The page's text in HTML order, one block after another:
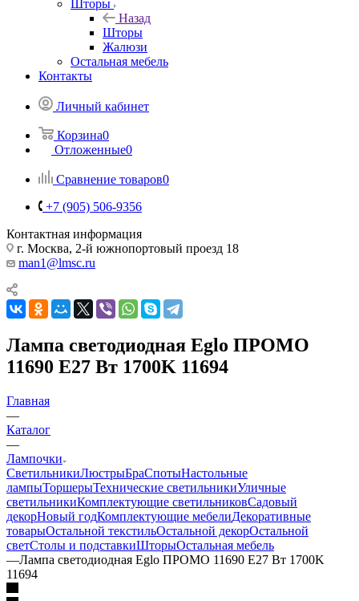
Шторы
Назад
Шторы
Жалюзи
Остальная мебель
Контакты
Личный кабинет
Корзина0
Отложенные0
Сравнение товаров0
+7 (905) 506-9356
Контактная информация
г. Москва, 2-й южнопортовый проезд 18
man1@lmsc.ru
Лампа светодиодная Eglo ПРОМО
11690 E27 Вт 1700K 11694
Главная
—
Каталог
—
Лампочки
СветильникиЛюстрыБраСпотыНастольные
лампыТоршерыТехнические светильникиУличные
светильникиКомплектующие светильниковСадовый
декорНовый годКомплектующие мебелиДекоративные
товарыОстальной текстильОстальной декорОстальной
светСтолы и подставкиШторыОстальная мебель
—Лампа светодиодная Eglo ПРОМО 11690 E27 Вт 1700K
11694